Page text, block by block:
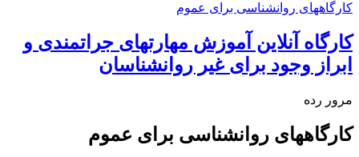
کارگاههای روانشناسی برای عموم
کارگاه آنلاین آموزش مهارتهای جراتمندی و
ابراز وجود برای غیر روانشناسان
مرور رده
کارگاههای روانشناسی برای عموم